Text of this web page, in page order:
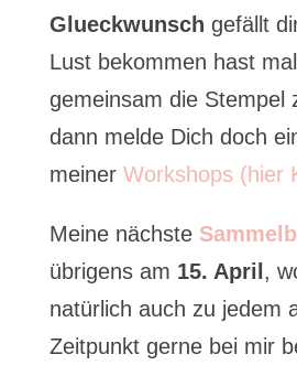
Glueckwunsch gefällt
Lust bekommen hast
gemeinsam die Stempel
dann melde Dich doch
meiner Workshops (hier
Meine nächste
übrigens am 15. April ,
natürlich auch zu jedem
Zeitpunkt gerne bei mir